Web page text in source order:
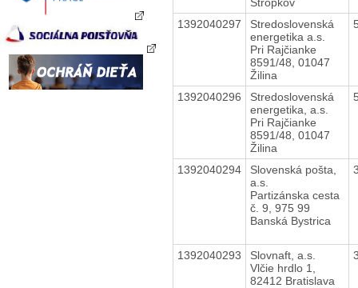
1392040297
Stredoslovenská
energetika a.s.
Pri Rajčianke
8591/48, 01047
Žilina
1392040296
Stredoslovenská
energetika, a.s.
Pri Rajčianke
8591/48, 01047
Žilina
1392040294
Slovenská pošta,
a.s.
Partizánska cesta
č. 9, 975 99
Banská Bystrica
1392040293
Slovnaft, a.s.
Vlčie hrdlo 1,
82412 Bratislava